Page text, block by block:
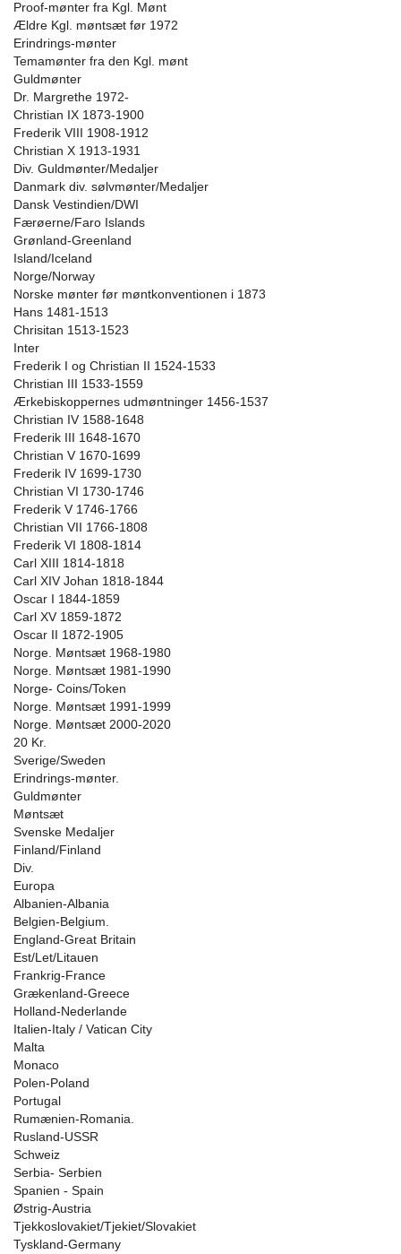
Proof-mønter fra Kgl. Mønt
Ældre Kgl. møntsæt før 1972
Erindrings-mønter
Temamønter fra den Kgl. mønt
Guldmønter
Dr. Margrethe 1972-
Christian IX 1873-1900
Frederik VIII 1908-1912
Christian X 1913-1931
Div. Guldmønter/Medaljer
Danmark div. sølvmønter/Medaljer
Dansk Vestindien/DWI
Færøerne/Faro Islands
Grønland-Greenland
Island/Iceland
Norge/Norway
Norske mønter før møntkonventionen i 1873
Hans 1481-1513
Chrisitan 1513-1523
Inter
Frederik I og Christian II 1524-1533
Christian III 1533-1559
Ærkebiskoppernes udmøntninger 1456-1537
Christian IV 1588-1648
Frederik III 1648-1670
Christian V 1670-1699
Frederik IV 1699-1730
Christian VI 1730-1746
Frederik V 1746-1766
Christian VII 1766-1808
Frederik VI 1808-1814
Carl XIII 1814-1818
Carl XIV Johan 1818-1844
Oscar I 1844-1859
Carl XV 1859-1872
Oscar II 1872-1905
Norge. Møntsæt 1968-1980
Norge. Møntsæt 1981-1990
Norge- Coins/Token
Norge. Møntsæt 1991-1999
Norge. Møntsæt 2000-2020
20 Kr.
Sverige/Sweden
Erindrings-mønter.
Guldmønter
Møntsæt
Svenske Medaljer
Finland/Finland
Div.
Europa
Albanien-Albania
Belgien-Belgium.
England-Great Britain
Est/Let/Litauen
Frankrig-France
Grækenland-Greece
Holland-Nederlande
Italien-Italy / Vatican City
Malta
Monaco
Polen-Poland
Portugal
Rumænien-Romania.
Rusland-USSR
Schweiz
Serbia- Serbien
Spanien - Spain
Østrig-Austria
Tjekkoslovakiet/Tjekiet/Slovakiet
Tyskland-Germany